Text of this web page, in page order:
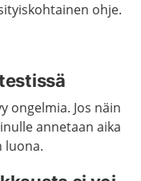
ohje.
ongelmia. Jos näin
annetaan aika
luona.